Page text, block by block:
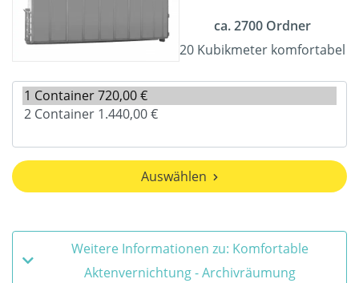
ca. 2700 Ordner
20 Kubikmeter komfortabel
Auswählen
Weitere Informationen zu: Komfortable
Aktenvernichtung - Archivräumung